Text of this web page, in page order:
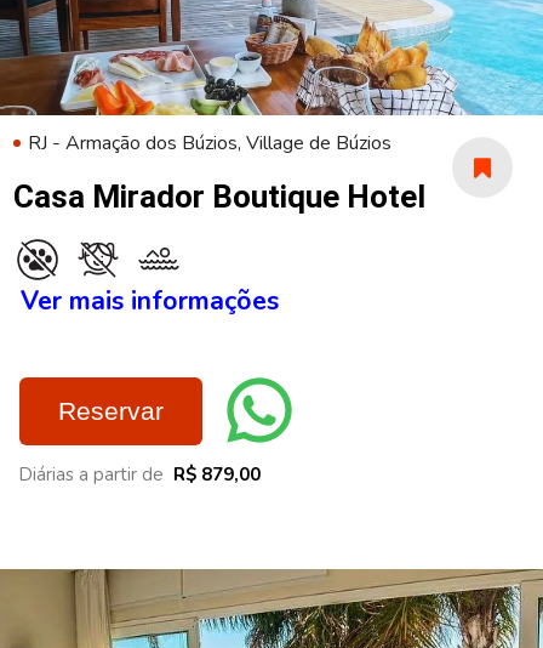
RJ - Armação dos Búzios, Village de Búzios
Casa Mirador Boutique Hotel
Ver mais informações
Reservar
Diárias a partir de R$ 879,00